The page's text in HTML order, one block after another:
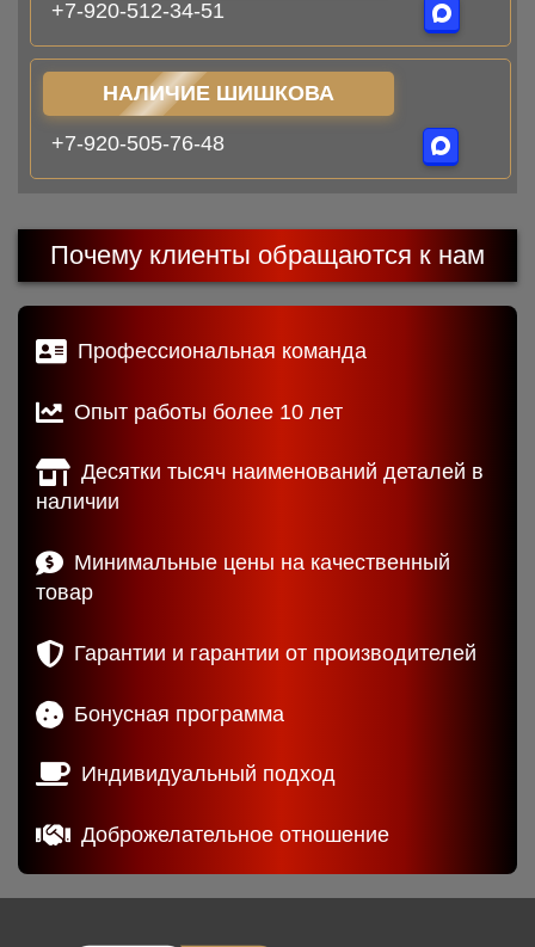
+7-920-512-34-51
НАЛИЧИЕ ШИШКОВА
+7-920-505-76-48
Почему клиенты обращаются к нам
Профессиональная команда
Опыт работы более 10 лет
Десятки тысяч наименований деталей в
наличии
Минимальные цены на качественный
товар
Гарантии и гарантии от производителей
Бонусная программа
Индивидуальный подход
Доброжелательное отношение